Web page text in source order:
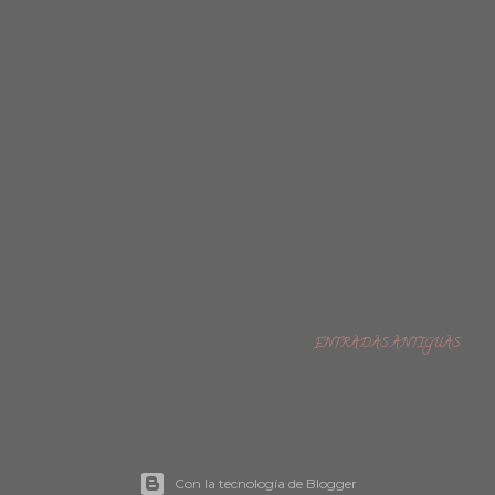
ENTRADAS ANTIGUAS
Con la tecnología de Blogger